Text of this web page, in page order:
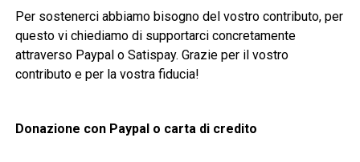
Per sostenerci abbiamo bisogno del vostro contributo, per
questo vi chiediamo di supportarci concretamente
attraverso Paypal o Satispay. Grazie per il vostro
contributo e per la vostra fiducia!
Donazione con Paypal o carta di credito